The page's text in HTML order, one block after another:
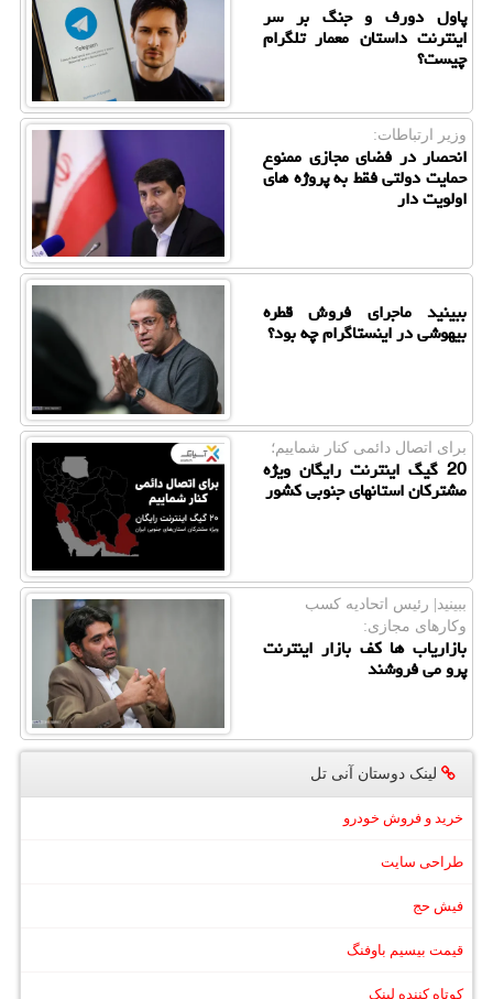
پاول دورف و جنگ بر سر
اینترنت داستان معمار تلگرام
چیست؟
وزیر ارتباطات:
انحصار در فضای مجازی ممنوع
حمایت دولتی فقط به پروژه های
اولویت دار
ببینید ماجرای فروش قطره
بیهوشی در اینستاگرام چه بود؟
برای اتصال دائمی كنار شماییم؛
20 گیگ اینترنت رایگان ویژه
مشترکان استانهای جنوبی کشور
ببینید| رئیس اتحادیه كسب
وكارهای مجازی:
بازاریاب ها کف بازار اینترنت
پرو می فروشند
لینک دوستان آنی تل
خرید و فروش خودرو
طراحی سایت
فیش حج
قیمت بیسیم باوفنگ
کوتاه کننده لینک